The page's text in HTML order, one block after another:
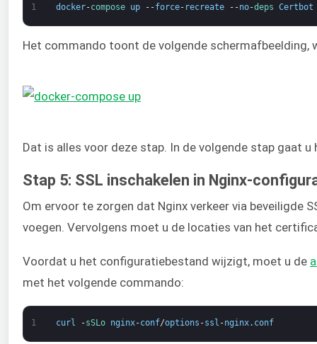
1 docker-compose up --force- recreate --no-deps Certbot
Het commando toont de volgende
Dat is alles voor deze stap. In de volgende stap gaat
Stap 5: SSL inschakelen in Nginx-
Om ervoor te zorgen dat Nginx verkeer via beveiligde
voegen. Vervolgens moet u de locaties van het
Voordat u het configuratiebestand wijzigt, moet u de
met het volgende commando:
1 curl -sSLo nginx-conf/options -ssl -nginx. conf